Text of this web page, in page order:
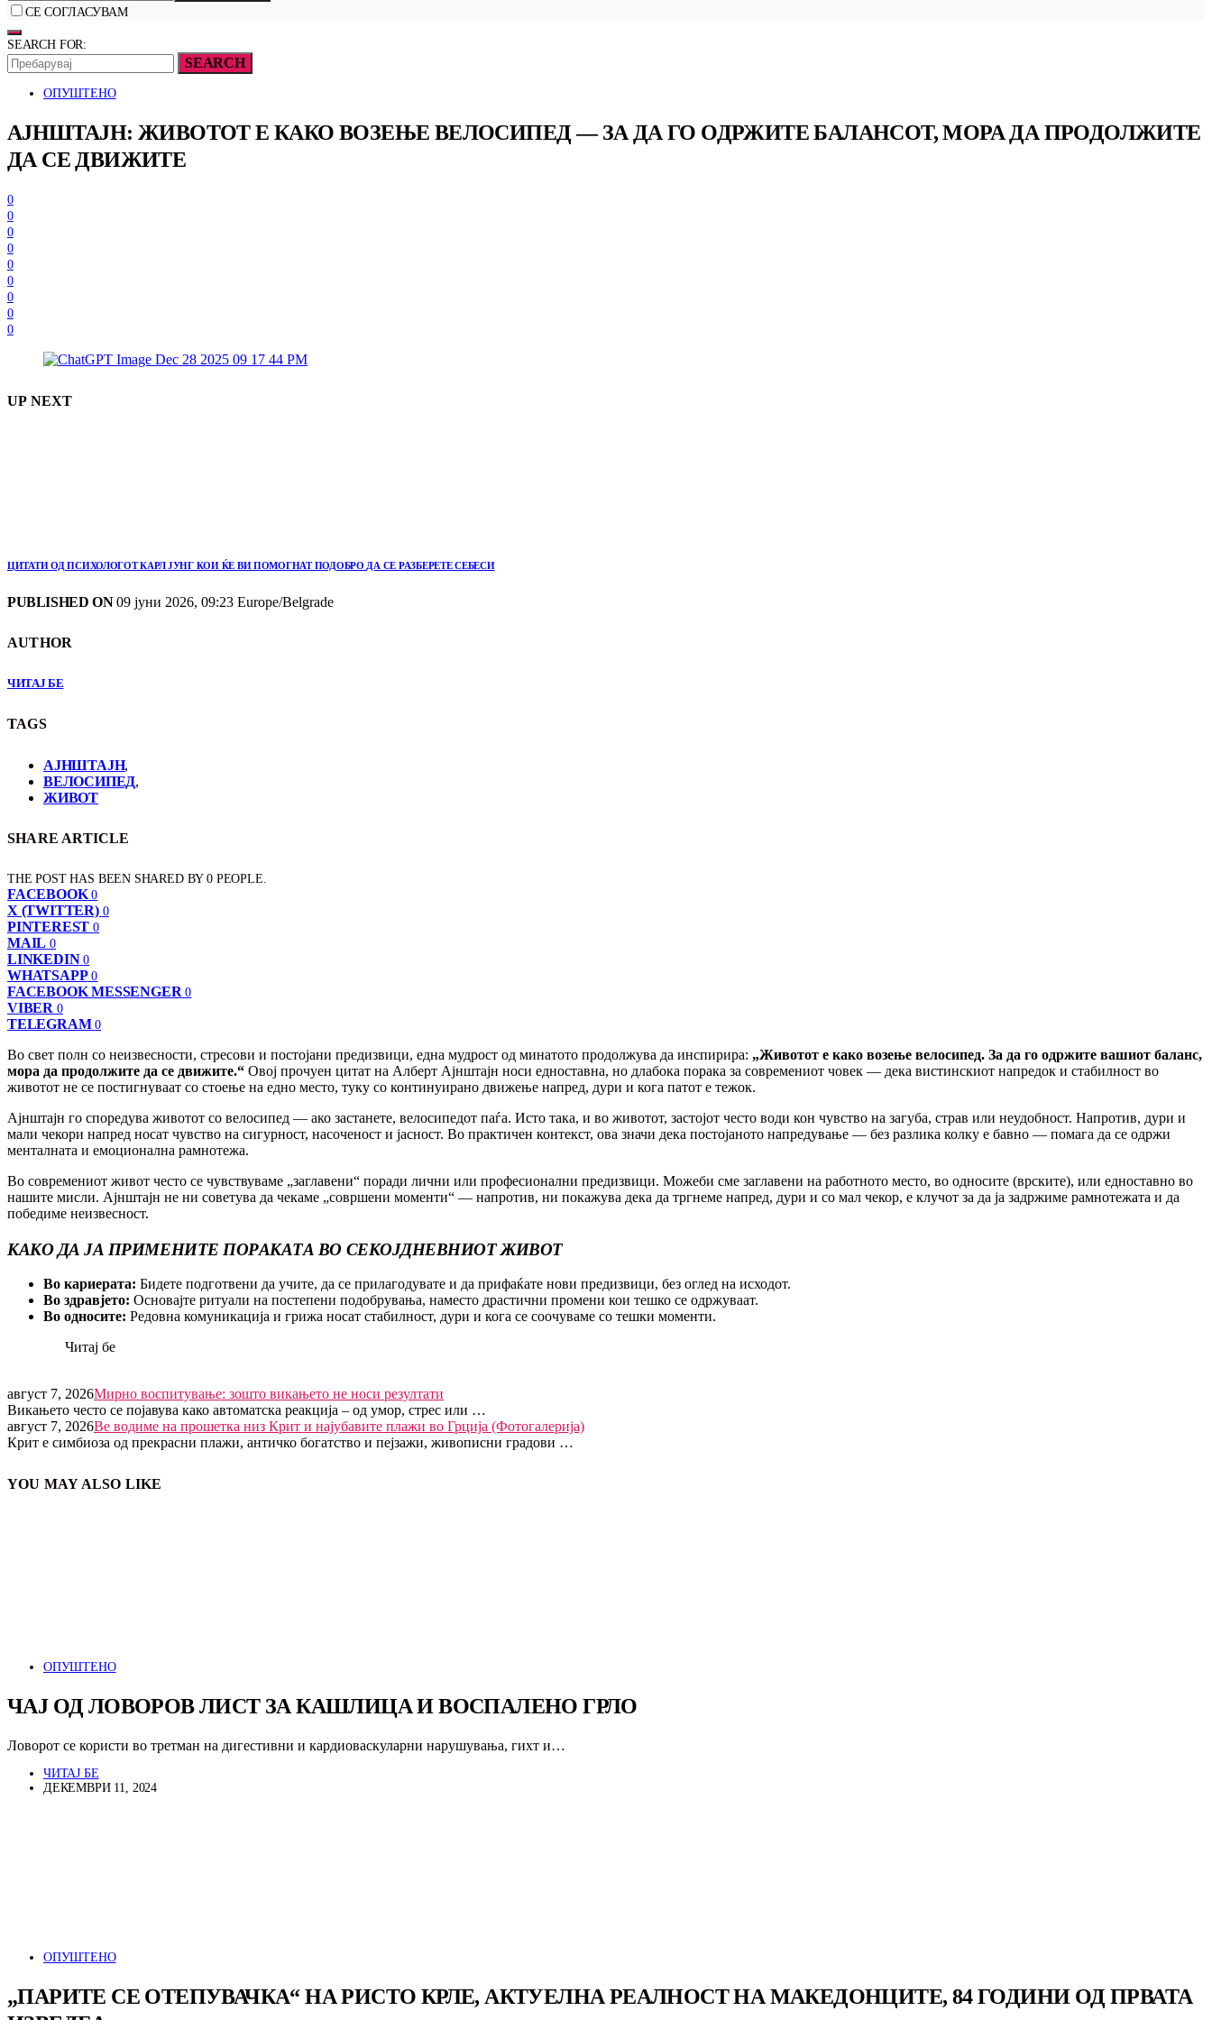
СЕ СОГЛАСУВАМ
SEARCH FOR:
SEARCH
ОПУШТЕНО
АЈНШТАЈН: ЖИВОТОТ Е КАКО ВОЗЕЊЕ ВЕЛОСИПЕД — ЗА ДА ГО ОДРЖИТЕ БАЛАНСОТ, МОРА ДА ПРОДОЛЖИТЕ
ДА СЕ ДВИЖИТЕ
0
0
0
0
0
0
0
0
0
UP NEXT
ЦИТАТИ ОД ПСИХОЛОГОТ КАРЛ ЈУНГ КОИ ЌЕ ВИ ПОМОГНАТ ПОДОБРО ДА СЕ РАЗБЕРЕТЕ СЕБЕСИ
PUBLISHED ON09 јуни 2026, 09:23 Europe/Belgrade
AUTHOR
ЧИТАЈ БЕ
TAGS
АЈНШТАЈН,
ВЕЛОСИПЕД,
ЖИВОТ
SHARE ARTICLE
THE POST HAS BEEN SHARED BY0 PEOPLE.
FACEBOOK 0
X (TWITTER) 0
PINTEREST 0
MAIL 0
LINKEDIN 0
WHATSAPP 0
FACEBOOK MESSENGER 0
VIBER 0
TELEGRAM 0
Во свет полн со неизвесности, стресови и постојани предизвици, една мудрост од минатото продолжува да инспирира: „Животот е како возење велосипед. За да го одржите вашиот баланс,
мора да продолжите да се движите.“ Овој прочуен цитат на Алберт Ајнштајн носи едноставна, но длабока порака за современиот човек — дека вистинскиот напредок и стабилност во
животот не се постигнуваат со стоење на едно место, туку со континуирано движење напред, дури и кога патот е тежок.
Ајнштајн го споредува животот со велосипед — ако застанете, велосипедот паѓа. Исто така, и во животот, застојот често води кон чувство на загуба, страв или неудобност. Напротив, дури и
мали чекори напред носат чувство на сигурност, насоченост и јасност. Во практичен контекст, ова значи дека постојаното напредување — без разлика колку е бавно — помага да се одржи
менталната и емоционална рамнотежа.
Во современиот живот често се чувствуваме „заглавени“ поради лични или професионални предизвици. Можеби сме заглавени на работното место, во односите (врските), или едноставно во
нашите мисли. Ајнштајн не ни советува да чекаме „совршени моменти“ — напротив, ни покажува дека да тргнеме напред, дури и со мал чекор, е клучот за да ја задржиме рамнотежата и да
победиме неизвесност.
КАКО ДА ЈА ПРИМЕНИТЕ ПОРАКАТА ВО СЕКОЈДНЕВНИОТ ЖИВОТ
Во кариерата: Бидете подготвени да учите, да се прилагодувате и да прифаќате нови предизвици, без оглед на исходот.
Во здравјето: Основајте ритуали на постепени подобрувања, наместо драстични промени кои тешко се одржуваат.
Во односите: Редовна комуникација и грижа носат стабилност, дури и кога се соочуваме со тешки моменти.
Читај бе
август 7, 2026Мирно воспитување: зошто викањето не носи резултати
Викањето често се појавува како автоматска реакција – од умор, стрес или …
август 7, 2026Ве водиме на прошетка низ Крит и најубавите плажи во Грција (Фотогалерија)
Крит е симбиоза од прекрасни плажи, античко богатство и пејзажи, живописни градови …
YOU MAY ALSO LIKE
ОПУШТЕНО
ЧАЈ ОД ЛОВОРОВ ЛИСТ ЗА КАШЛИЦА И ВОСПАЛЕНО ГРЛО
Ловорот се користи во третман на дигестивни и кардиоваскуларни нарушувања, гихт и…
ЧИТАЈ БЕ
ДЕКЕМВРИ 11, 2024
ОПУШТЕНО
„ПАРИТЕ СЕ ОТЕПУВАЧКА“ НА РИСТО КРЛЕ, АКТУЕЛНА РЕАЛНОСТ НА МАКЕДОНЦИТЕ, 84 ГОДИНИ ОД ПРВАТА